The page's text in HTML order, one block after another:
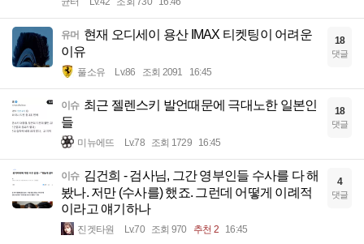
유머 현재 오디세이 용산 IMAX 티켓팅이 어려운
이유
풀소유 Lv.86 조회 2091 16:45
18
댓글
이슈 최근 젤렌스키 발언때문에 극대노한 일본인
들
미뉴에뜨 Lv.78 조회 1729 16:45
18
댓글
이슈 김건희 - 검사님, 그간 영부인들 수사를 다 해
봤나. 저만 (수사를) 했죠. 그런데 어떻게 이례적
이라고 얘기하나
진겟타원 Lv.70 조회 970 추천 2 16:45
4
댓글